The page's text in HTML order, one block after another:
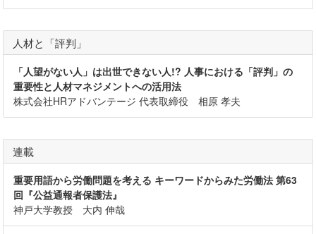
人材と「評判」
「人望がない人」は出世できない人!? 人事における「評判」の
重要性と人材マネジメントへの活用法
株式会社HRアドバンテージ 代表取締役 相原 孝夫
連載
重要用語から労働問題を考える キーワードからみた労働法 第63
回『公益通報者保護法』
神戸大学教授 大内 伸哉